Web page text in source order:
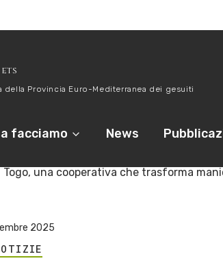
ets
della Provincia Euro-Mediterranea dei gesuiti
facciamo News
Togo, una cooperativa che trasforma
2025